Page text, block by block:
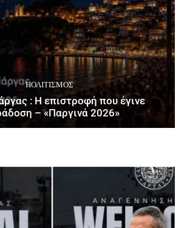
ΠΟΛΙΤΙΣΜΌΣ
: Η επιστροφή που έγινε
– «Παργινά 2026»